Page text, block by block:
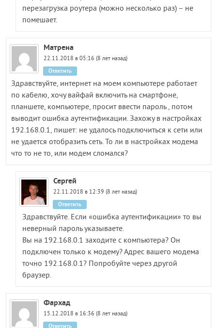
перезагрузка роутера (можно несколько раз) – не
помешает.
Матрена
22.11.2018 в 05:16 (8 лет назад)
Здравствуйте, интернет на моем компьютере работает
по кабелю, хочу вайфай включить на смартфоне,
планшете, компьютере, просит ввести пароль , потом
выводит ошибка аутентификации. Захожу в настройках
192.168.0.1, пишет: не удалось подключиться к сети или
не удается отобразить сеть. То ли в настройках модема
что то не то, или модем сломался?
Ответить
Сергей
22.11.2018 в 12:39 (8 лет назад)
Здравствуйте. Если «ошибка аутентификации» то вы
неверный пароль указываете.
Вы на 192.168.0.1 заходите с компьютера? Он
подключен только к модему? Адрес вашего модема
точно 192.168.0.1? Попробуйте через другой
браузер.
Ответить
Фархад
15.12.2018 в 16:36 (8 лет назад)
Ответить